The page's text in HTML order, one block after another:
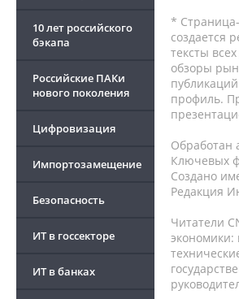
10 лет российского
бэкапа
Российские ПАКи
нового поколения
Цифровизация
Импортозамещение
Безопасность
ИТ в госсекторе
ИТ в банках
*
создается
тексты
обзоры
профиль.
Обработан
Ключевых
Создано
Редакция
Читатели